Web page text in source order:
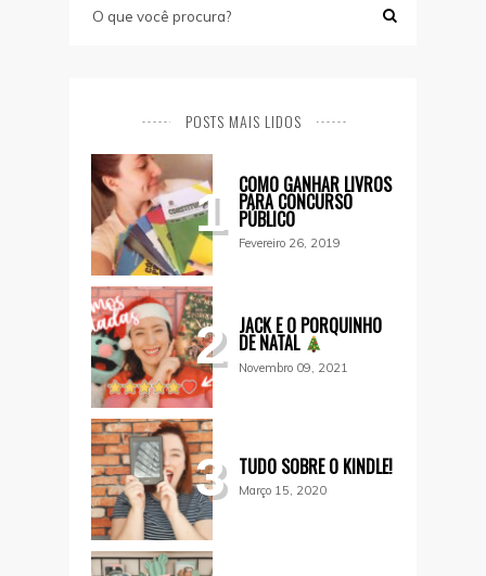
POSTS MAIS LIDOS
1 COMO GANHAR LIVROS
PARA CONCURSO
PÚBLICO
Fevereiro 26, 2019
2 JACK E O PORQUINHO
DE NATAL
Novembro 09, 2021
3 TUDO SOBRE O KINDLE!
Março 15, 2020